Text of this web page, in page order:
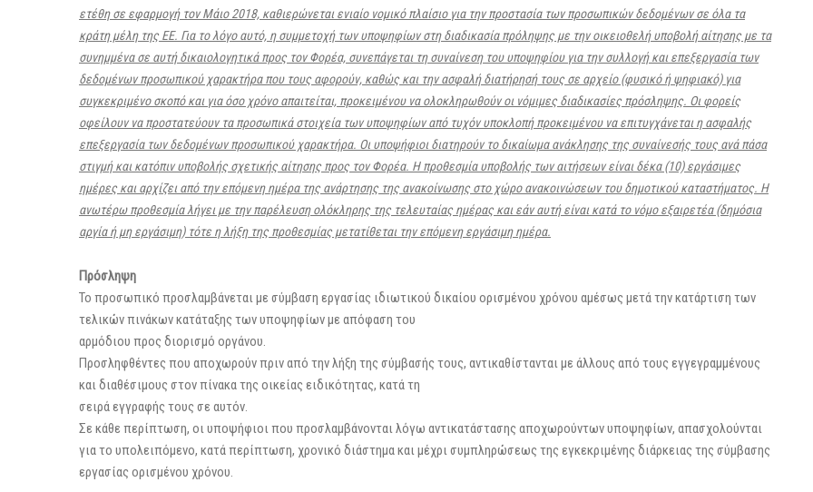
ετέθη σε εφαρμογή τον Μάιο 2018, καθιερώνεται ενιαίο νομικό πλαίσιο για την προστασία των προσωπικών δεδομένων σε όλα τα
κράτη μέλη της ΕΕ. Για το λόγο αυτό, η συμμετοχή των υποψηφίων στη διαδικασία πρόληψης με την οικειοθελή υποβολή αίτησης με τα
συνημμένα σε αυτή δικαιολογητικά προς τον Φορέα, συνεπάγεται τη συναίνεση του υποψηφίου για την συλλογή και επεξεργασία των
δεδομένων προσωπικού χαρακτήρα που τους αφορούν, καθώς και την ασφαλή διατήρησή τους σε αρχείο (φυσικό ή ψηφιακό) για
συγκεκριμένο σκοπό και για όσο χρόνο απαιτείται, προκειμένου να ολοκληρωθούν οι νόμιμες διαδικασίες πρόσληψης. Οι φορείς
οφείλουν να προστατεύουν τα προσωπικά στοιχεία των υποψηφίων από τυχόν υποκλοπή προκειμένου να επιτυγχάνεται η ασφαλής
επεξεργασία των δεδομένων προσωπικού χαρακτήρα. Οι υποψήφιοι διατηρούν το δικαίωμα ανάκλησης της συναίνεσής τους ανά πάσα
στιγμή και κατόπιν υποβολής σχετικής αίτησης προς τον Φορέα. Η προθεσμία υποβολής των αιτήσεων είναι δέκα (10) εργάσιμες
ημέρες και αρχίζει από την επόμενη ημέρα της ανάρτησης της ανακοίνωσης στο χώρο ανακοινώσεων του δημοτικούκαταστήματος. Η
ανωτέρω προθεσμία λήγει με την παρέλευση ολόκληρης της τελευταίας ημέρας και εάν αυτή είναι κατά το νόμο εξαιρετέα (δημόσια
αργία ή μη εργάσιμη) τότε η λήξη της προθεσμίας μετατίθεται την επόμενη εργάσιμη ημέρα.
Πρόσληψη
Το προσωπικό προσλαμβάνεται με σύμβαση εργασίας ιδιωτικού δικαίου ορισμένου χρόνου αμέσως μετά την κατάρτιση των
τελικών πινάκων κατάταξης των υποψηφίων με απόφαση του
αρμόδιου προς διορισμό οργάνου.
Προσληφθέντες που αποχωρούν πριν από την λήξη της σύμβασής τους, αντικαθίστανται με άλλους από τους εγγεγραμμένους
και διαθέσιμους στον πίνακα της οικείας ειδικότητας, κατά τη
σειρά εγγραφής τους σε αυτόν.
Σε κάθε περίπτωση, οι υποψήφιοι που προσλαμβάνονται λόγω αντικατάστασης αποχωρούντων υποψηφίων, απασχολούνται
για το υπολειπόμενο, κατά περίπτωση, χρονικό διάστημα και μέχρι συμπληρώσεως της εγκεκριμένης διάρκειας της σύμβασης
εργασίας ορισμένου χρόνου.